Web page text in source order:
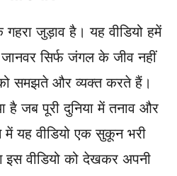
जुड़ाव है। यह वीडियो हमें
सिर्फ जंगल के जीव नहीं
समझते और व्यक्त करते हैं।
है जब पूरी दुनिया में तनाव और
में यह वीडियो एक सुकून भरी
वीडियो को देखकर अपनी